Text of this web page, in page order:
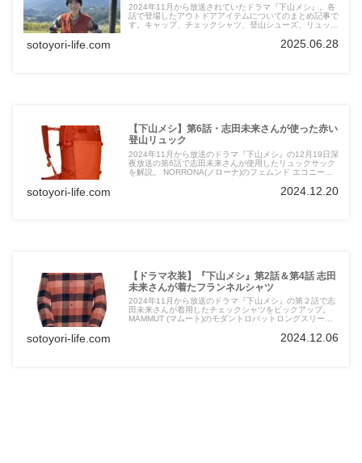
2024年11月から放送されていたドラマ『下山メシ』。各
話で登場したアウトドアアイテムについてのまとめ記事で
す。キャップ、チェックシャツ、登山シューズ、リュック
sotoyori-life.com 2025.06.28
【下山メシ】第6話・志田未来さんが使った赤い
登山リュック
2024年11月から放送のドラマ『下山メシ』の12月19日深
夜放送の第6話で志田未来さんが使用したリュックサック
を解説。 NORRONA(ノローナ)のフェムンド エコニール
sotoyori-life.com 2024.12.20
【ドラマ衣装】『下山メシ』第2話＆第4話 志田
未来さんが着たフランネルシャツ
2024年11月から放送のドラマ『下山メシ』の第２話で志
田未来さんが着用したチェックシャツをピックアップ。
MAMMUT (マムート)のモダントロバットロングスリーブ
sotoyori-life.com 2024.12.06